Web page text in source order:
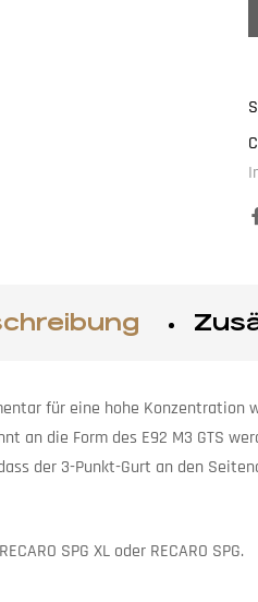
für eine hohe
an die Form des E92 M3 GTS
der 3-Punkt-Gurt an den
SPG XL oder RECARO SPG.